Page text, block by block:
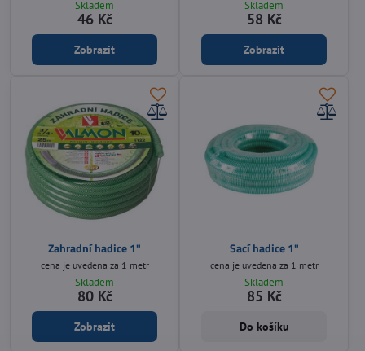
Skladem
46 Kč
Zobrazit
Skladem
58 Kč
Zobrazit
Zahradní hadice 1"
cena je uvedena za 1 metr
Skladem
80 Kč
Zobrazit
Sací hadice 1"
cena je uvedena za 1 metr
Skladem
85 Kč
Do košíku